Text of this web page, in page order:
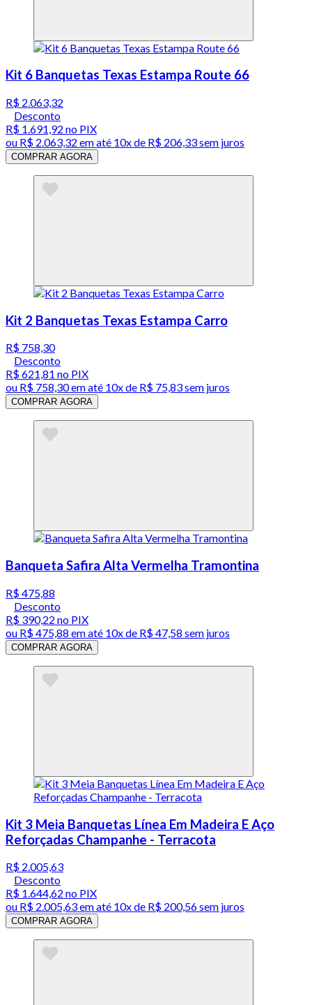
Kit 6 Banquetas Texas Estampa Route 66
R$ 2.063,32
Desconto
R$ 1.691,92 no PIX
ou R$ 2.063,32 em até 10x de R$ 206,33 sem juros
COMPRAR AGORA
Kit 2 Banquetas Texas Estampa Carro
R$ 758,30
Desconto
R$ 621,81 no PIX
ou R$ 758,30em até 10x de R$ 75,83 sem juros
COMPRAR AGORA
Banqueta Safira Alta Vermelha Tramontina
R$ 475,88
Desconto
R$ 390,22 no PIX
ou R$ 475,88 em até 10x de R$ 47,58 sem juros
COMPRAR AGORA
Kit 3 Meia Banquetas Línea Em Madeira E Aço
Reforçadas Champanhe - Terracota
R$ 2.005,63
Desconto
R$ 1.644,62 no PIX
ou R$ 2.005,63em até 10x de R$ 200,56 sem juros
COMPRAR AGORA